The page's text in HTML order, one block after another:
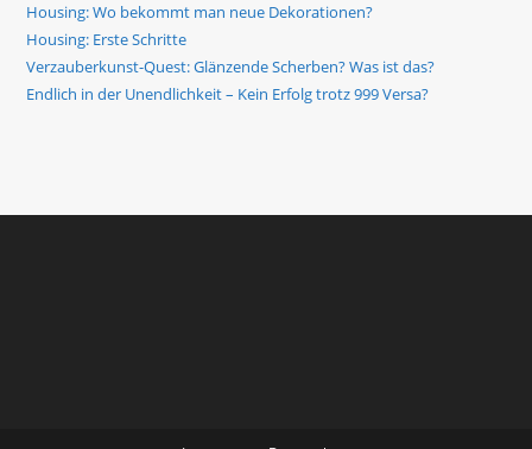
Housing: Wo bekommt man neue Dekorationen?
Housing: Erste Schritte
Verzauberkunst-Quest: Glänzende Scherben? Was ist das?
Endlich in der Unendlichkeit – Kein Erfolg trotz 999 Versa?